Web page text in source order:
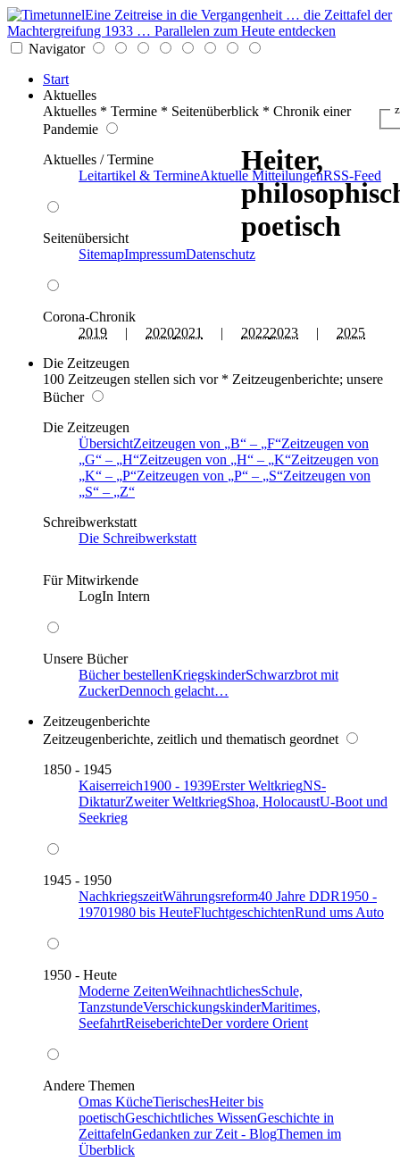
Eine Zeitreise in die Vergangenheit … die Zeittafel der
Machtergreifung 1933 … Parallelen zum Heute entdecken
Navigator
Start
Aktuelles
Aktuelles * Termine * Seitenüberblick * Chronik einer
Pandemie
Aktuelles / Termine
Leitartikel & TermineAktuelle MitteilungenRSS-Feed
Seitenübersicht
SitemapImpressumDatenschutz
Corona-Chronik
2019 | 20202021 | 20222023 | 2025
Die Zeitzeugen
100 Zeitzeugen stellen sich vor * Zeitzeugenberichte; unsere
Bücher
Die Zeitzeugen
ÜbersichtZeitzeugen von B – F Zeitzeugen von
G
– H Zeitzeugen von H – K Zeitzeugen von
K
– P Zeitzeugen von P – S Zeitzeugen von
S
–
Z
Schreibwerkstatt
Die Schreibwerkstatt
Für Mitwirkende
LogIn Intern
Unsere Bücher
Bücher bestellenKriegskinderSchwarzbrot mit
ZuckerDennoch gelacht…
Zeitzeugenberichte
Zeitzeugenberichte, zeitlich und thematisch geordnet
1850 - 1945
Kaiserreich1900 - 1939Erster WeltkriegNS-
DiktaturZweiter WeltkriegShoa, HolocaustU-Boot und
Seekrieg
1945 - 1950
NachkriegszeitWährungsreform40 Jahre DDR1950 -
19701980 bis HeuteFluchtgeschichtenRund ums Auto
1950 - Heute
Moderne ZeitenWeihnachtlichesSchule,
TanzstundeVerschickungskinderMaritimes,
SeefahrtReiseberichteDer vordere Orient
Andere Themen
Omas KücheTierischesHeiter bis
poetischGeschichtliches WissenGeschichte in
ZeittafelnGedanken zur Zeit - BlogThemen im
Überblick
Heiter,
poetisch